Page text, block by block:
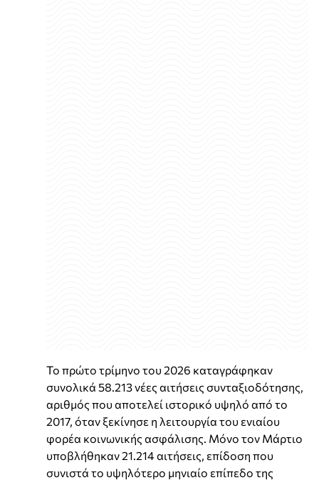
Το πρώτο τρίμηνο του 2026 καταγράφηκαν
συνολικά 58.213 νέες αιτήσεις συνταξιοδότησης,
αριθμός που αποτελεί ιστορικό υψηλό από το
2017, όταν ξεκίνησε η λειτουργία του ενιαίου
φορέα κοινωνικής ασφάλισης. Μόνο τον Μάρτιο
υποβλήθηκαν 21.214 αιτήσεις, επίδοση που
συνιστά το υψηλότερο μηνιαίο επίπεδο της